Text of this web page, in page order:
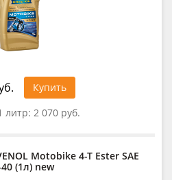
Купить
литр: 2 070 руб.
Motobike 4-T Ester SAE
(1л) new